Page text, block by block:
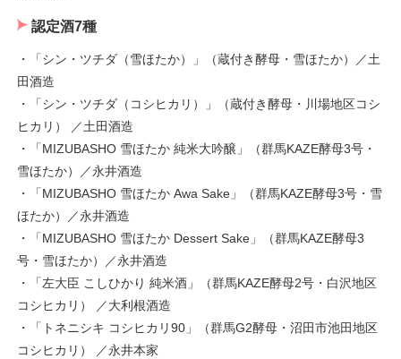
認定酒7種
・「シン・ツチダ（雪ほたか）」（蔵付き酵母・雪ほたか）／土
田酒造
・「シン・ツチダ（コシヒカリ）」（蔵付き酵母・川場地区コシ
ヒカリ） ／土田酒造
・「MIZUBASHO 雪ほたか 純米大吟醸」（群馬KAZE酵母3号・
雪ほたか）／永井酒造
・「MIZUBASHO 雪ほたか Awa Sake」（群馬KAZE酵母3号・雪
ほたか）／永井酒造
・「MIZUBASHO 雪ほたか Dessert Sake」（群馬KAZE酵母3
号・雪ほたか）／永井酒造
・「左大臣 こしひかり 純米酒」（群馬KAZE酵母2号・白沢地区
コシヒカリ） ／大利根酒造
・「トネニシキ コシヒカリ90」（群馬G2酵母・沼田市池田地区
コシヒカリ） ／永井本家